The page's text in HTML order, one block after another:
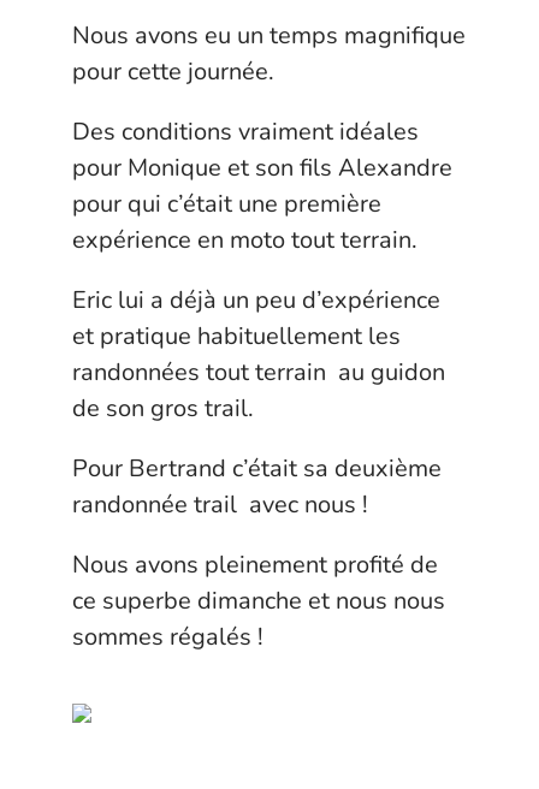
Nous avons eu un temps magnifique
pour cette journée.
Des conditions vraiment idéales
pour Monique et son fils Alexandre
pour qui c’était une première
expérience en moto tout terrain.
Eric lui a déjà un peu d’expérience
et pratique habituellement les
randonnées tout terrain au guidon
de son gros trail.
Pour Bertrand c’était sa deuxième
randonnée trail avec nous !
Nous avons pleinement profité de
ce superbe dimanche et nous nous
sommes régalés !